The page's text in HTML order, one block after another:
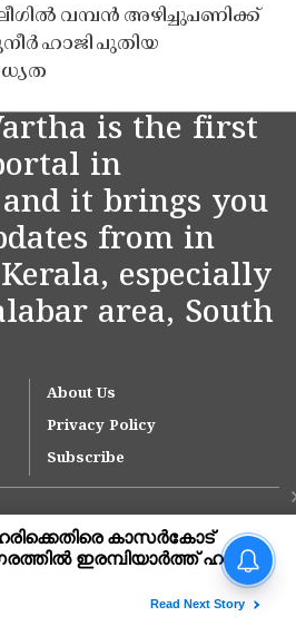
വമ്പൻ അഴിച്ചുപണിക്ക്
ഹാജി പുതിയ
is the first
in
it brings you
from in
especially
area, South
About Us
Privacy Policy
Subscribe